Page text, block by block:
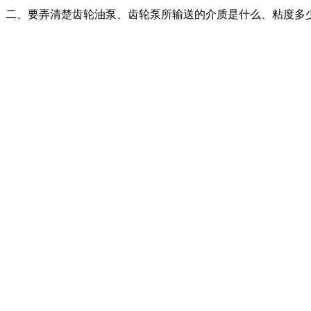
二、要弄清楚齿轮油泵、齿轮泵所输送的介质是什么、粘度多